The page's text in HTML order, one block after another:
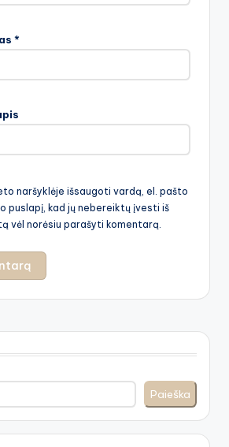
*
naršyklėje išsaugoti vardą, el. pašto
puslapį, kad jų nebereiktų įvesti iš
vėl norėsiu parašyti komentarą.
Paieška